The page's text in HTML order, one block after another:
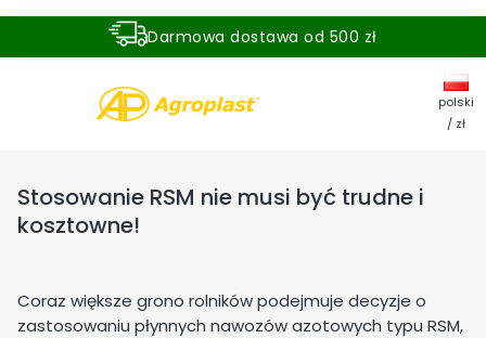
Darmowa dostawa od 500 zł
polski
/ zł
Stosowanie RSM nie musi być trudne i
kosztowne!
Coraz większe grono rolników podejmuje decyzje o
zastosowaniu płynnych nawozów azotowych typu RSM,